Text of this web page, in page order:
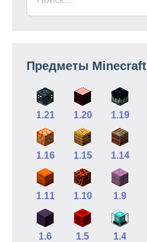
Предметы Minecraft
1.21 1.20 1.19
1.16 1.15 1.14
1.11 1.10 1.9
1.6 1.5 1.4